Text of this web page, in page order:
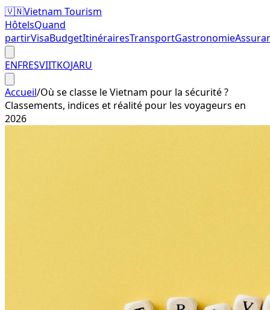
🇻🇳Vietnam Tourism
HôtelsQuand
partirVisaBudgetItinérairesTransportGastronomie
ENFRESVIITKOJARU
Accueil/Où se classe le Vietnam pour la sécurité ?
Classements, indices et réalité pour les voyageurs en
2026